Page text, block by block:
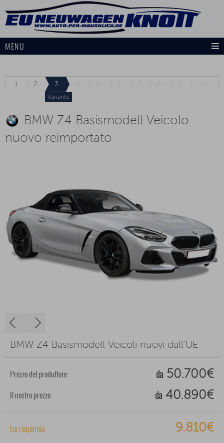
MENU
1. 2. 3.
Variante
BMW Z4 Basismodell Veicolo
nuovo reimportato
BMW Z4 Basismodell Veicoli nuovi dall'UE
Prezzo del produttore da 50.700€
Il nostro prezzo da 40.890€
Lei risparmia 9.810€